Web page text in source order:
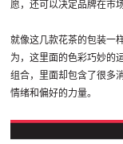
愿，还可以决定品牌在市
就像这几款花茶的包装一
为，这里面的色彩巧妙的
组合，里面却包含了很多
情绪和偏好的力量。